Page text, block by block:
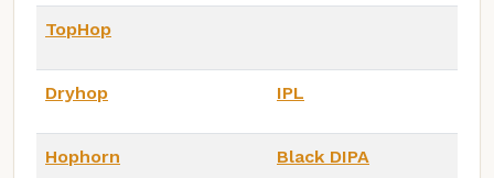
TopHop
Dryhop IPL
Hophorn Black DIPA